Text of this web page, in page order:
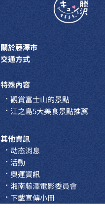
關於藤澤市
交通方式
特殊內容
觀賞富士山的景點
江之島5大美食景點推薦
其他資訊
动态消息
活動
奧運資訊
湘南藤澤電影委員會
下載宣傳小冊